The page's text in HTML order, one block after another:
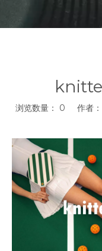
浏览数量： 0 作者：